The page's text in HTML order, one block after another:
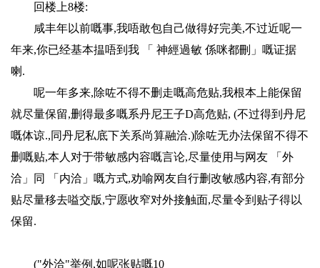
回楼上8楼:
咸丰年以前嘅事,我唔敢包自己做得好完美,不过近呢一
年来,你已经基本揾唔到我 「 神經過敏 係咪都刪 」 嘅证据
喇 .
呢一年多来,除咗不得不删走嘅高危贴,我根本上能保留
就尽量保留,删得最多嘅系丹尼王子D高危贴, (不过得到丹尼
嘅体谅.,同丹尼私底下关系尚算融洽.)除咗无办法保留不得不
删嘅贴,本人对于带敏感内容嘅言论,尽量使用与网友 「 外
洽 」 同 「 内洽 」 嘅方式,劝喻网友自行删改敏感内容,有部分
贴尽量移去嗌交版,宁愿收窄对外接触面,尽量令到贴子得以
保留.
("外洽"举例,如呢张贴嘅10